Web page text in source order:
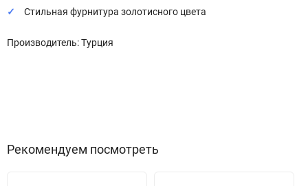
Стильная фурнитура золотисного цвета
Производитель: Турция
Рекомендуем посмотреть